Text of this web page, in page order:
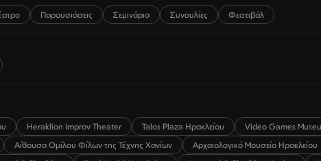
Παρουσιάσεις Σεμινάρια Συναυλίες Φεστιβάλ
Heraklion Improv Theater Talos Plaza Ηρακλείου Video Games
Αίθουσα Ομίλου Φίλων της Τέχνης Χανίων Αρχαιολογικό Μουσείο Ηρακλείου